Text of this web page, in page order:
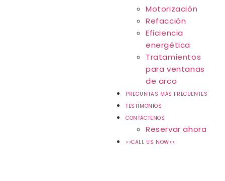
Motorización
Refacción
Eficiencia
energética
Tratamientos
para ventanas
de arco
PREGUNTAS MÁS FRECUENTES
TESTIMONIOS
CONTÁCTENOS
Reservar ahora
>>CALL US NOW<<